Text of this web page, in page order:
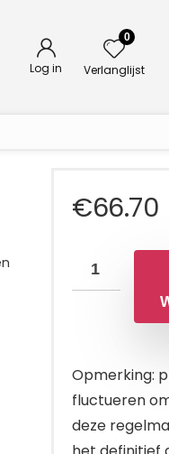
Log in
0
Verlanglijst
€66.70
Opmerking:
fluctueren
deze